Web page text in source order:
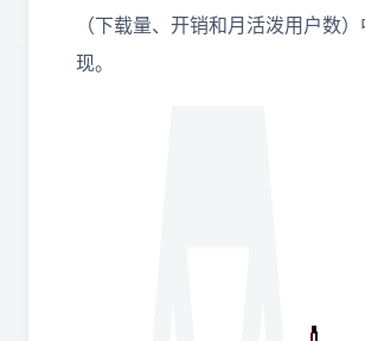
（下载量、开销和月活泼用户数
现。